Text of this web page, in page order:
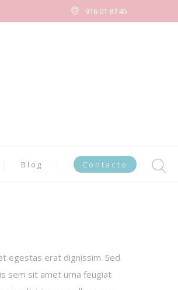
916 01 87 45
Blog Contacto
egestas erat dignissim. Sed
sem sit amet urna feugiat